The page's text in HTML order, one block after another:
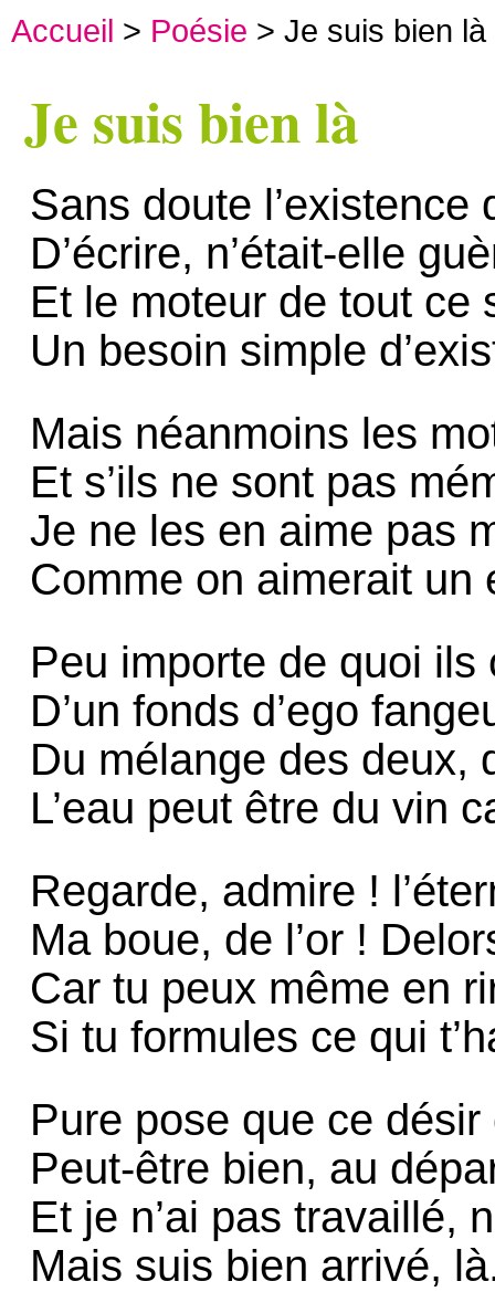
Accueil > Poésie > Je suis bien là
Je suis bien là
Sans doute l’existence
D’écrire, n’était-elle
Et le moteur de tout ce
Un besoin simple
Mais néanmoins les
Et s’ils ne sont pas
Je ne les en aime pas
Comme on aimerait un
Peu importe de quoi ils
D’un fonds d’ego
Du mélange des deux,
L’eau peut être du vin
Regarde, admire !
Ma boue, de l’or !
Car tu peux même en
Si tu formules ce qui
Pure pose que ce
Peut-être bien, au
Et je n’ai pas travaillé,
Mais suis bien arrivé,